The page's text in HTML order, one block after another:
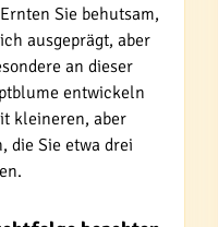
Sie behutsam,
ausgeprägt, aber
an dieser
entwickeln
kleineren, aber
die Sie etwa drei